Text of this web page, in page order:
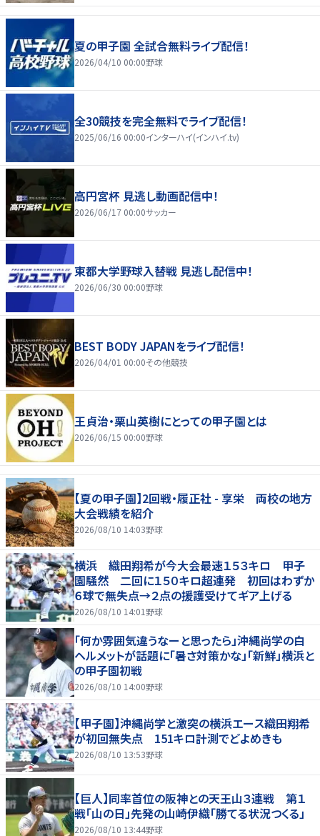
夏の甲子園 全試合無料ライブ配信！
2026/04/10 00:00野球
全30競技を完全無料でライブ配信！
2025/06/16 00:00インターハイ(インハイ.tv)
高円宮杯 見逃し動画配信中！
2026/06/17 00:00サッカー
東都大学野球入替戦 見逃し配信中！
2026/06/30 00:00野球
BEST BODY JAPANをライブ配信！
2026/04/01 00:00その他競技
王貞治・栗山英樹にとっての甲子園とは
2026/06/15 00:00野球
【夏の甲子園】2回戦・履正社 - 享栄 両校の地方
大会戦績を紹介
2026/08/10 14:03野球
横浜 織田翔希が今大会最速１５３キロ 甲子
園騒然 二回に１５０キロ超連発 初回はわずか
６球で無失点→２点の援護受けてギア上げる
2026/08/10 14:01 野球
「何か雰囲気違うなーと思ったら」沖縄尚学の白
ヘルメットが話題に「暑さ対策かな」「新鮮」横浜と
の甲子園初戦
2026/08/10 14:00野球
【甲子園】沖縄尚学と激突の横浜エース織田翔希
が初回無失点 151キロ計測でどよめきも
2026/08/10 13:53野球
【巨人】同率首位の阪神との天王山３連戦 第１
戦「山の日」先発の山崎伊織「勝てる状況つくる」
2026/08/10 13:44野球